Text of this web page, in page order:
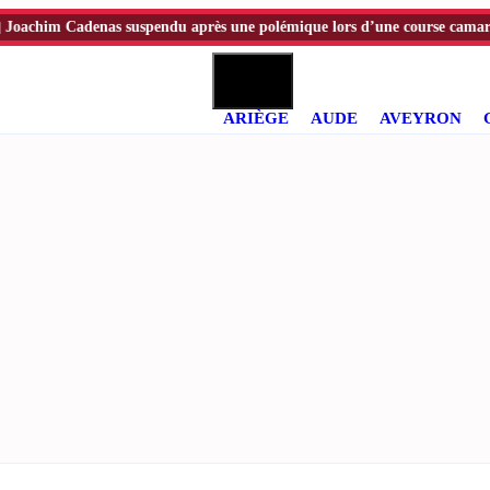
Cadenas suspendu après une polémique lors d’une course camarguaise
ARIÈGE AUDE AVEYRON